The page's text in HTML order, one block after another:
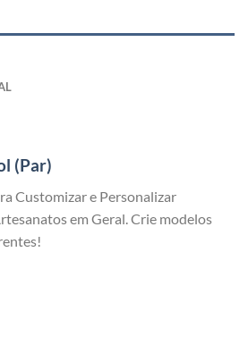
(Par)
Customizar e Personalizar
em Geral. Crie modelos